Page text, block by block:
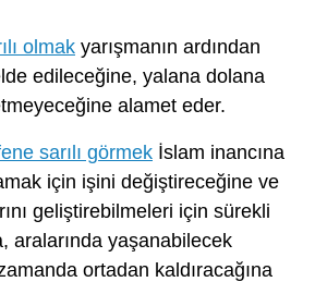
olmak yarışmanın ardından
edileceğine, yalana dolana
alamet eder.
sarılı görmek İslam inancına
için işini değiştireceğine ve
geliştirebilmeleri için sürekli
aralarında yaşanabilecek
ortadan kaldıracağına